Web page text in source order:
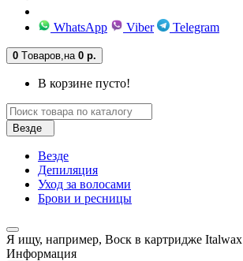
WhatsApp Viber Telegram
0 Tоваров, на 0 р.
В корзине пусто!
Везде
Везде
Депиляция
Уход за волосами
Брови и ресницы
Я ищу, например, Воск в картридже Italwax
Информация